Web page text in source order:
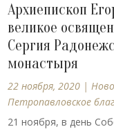
Архиепископ
великое
Сергия
монастыря
22 ноября, 2020 |
Петропавловское
21 ноября, в день